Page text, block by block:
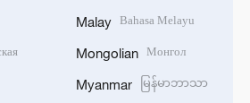
Malay Bahasa Melayu
Mongolian Монгол
Myanmar မြန်မာဘာသာ